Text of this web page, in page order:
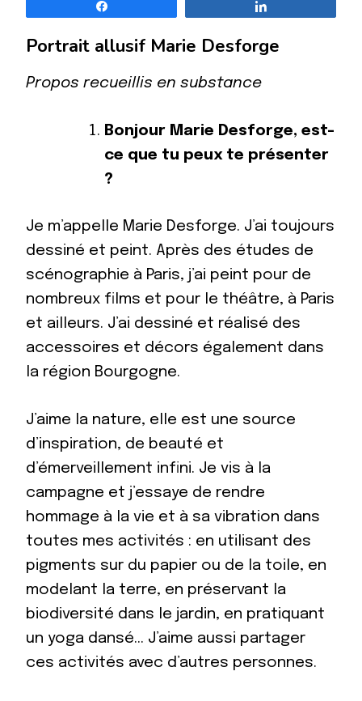
D’ARTISTES
Portrait allusif Marie Desforge
Propos recueillis en substance
Bonjour Marie Desforge, est-
ce que tu peux te présenter
?
Je m’appelle Marie Desforge. J’ai toujours
dessiné et peint. Après des études de
scénographie à Paris, j’ai peint pour de
nombreux films et pour le théâtre, à Paris
et ailleurs. J’ai dessiné et réalisé des
accessoires et décors également dans
la région Bourgogne.
J’aime la nature, elle est une source
d’inspiration, de beauté et
d’émerveillement infini. Je vis à la
campagne et j’essaye de rendre
hommage à la vie et à sa vibration dans
toutes mes activités : en utilisant des
pigments sur du papier ou de la toile, en
modelant la terre, en préservant la
biodiversité dans le jardin, en pratiquant
un yoga dansé… J’aime aussi partager
ces activités avec d’autres personnes.